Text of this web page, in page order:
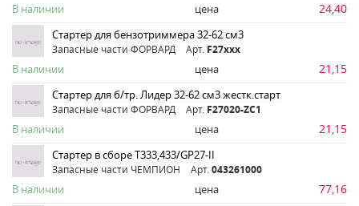
В наличии цена 24,40
Стартер для бензотриммера 32-62 см3
Запасные части ФОРВАРД Арт. F27ххх
В наличии цена 21,15
Стартер для б/тр. Лидер 32-62 см3 жестк.старт
Запасные части ФОРВАРД Арт. F27020-ZC1
В наличии цена 21,15
Стартер в сборе Т333,433/GP27-II
Запасные части ЧЕМПИОН Арт. 043261000
В наличии цена 77,16